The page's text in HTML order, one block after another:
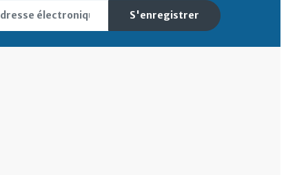
S'enregistrer